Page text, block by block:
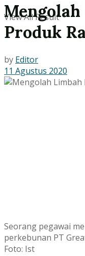
View All Result
Produk
by Editor
11 Agustus 2020
Seorang pegawai
perkebunan PT
Foto: Ist